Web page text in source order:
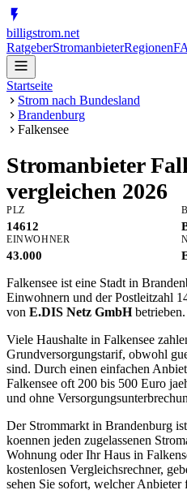
billigstrom.net
RatgeberStromanbieterRegionen
Startseite
Strom nach Bundesland
Brandenburg
Falkensee
Stromanbieter
vergleichen 2026
PLZ
14612
EINWOHNER
43.000
Falkensee ist eine Stadt in
Einwohnern und der Postleitzahl
von E.DIS Netz GmbHbetrieben.
Viele Haushalte in Falkensee
Grundversorgungstarif, obwohl
sind. Durch einen einfachen
Falkensee oft 200 bis 500 Euro
und ohne
Der Strommarkt in Brandenburg
koennen jeden zugelassenen
Wohnung oder Ihr Haus in
kostenlosen Vergleichsrechner,
sehen Sie sofort, welcher Anbieter